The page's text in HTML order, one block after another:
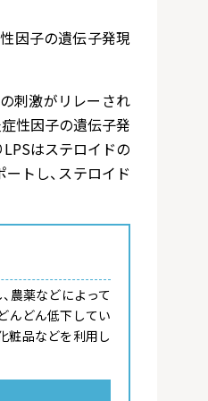
因子の遺伝子発現
刺激がリレーされ
性因子の遺伝子発
はステロイドの
トし、ステロイド
農薬などによって
んどん低下してい
粧品などを利用し